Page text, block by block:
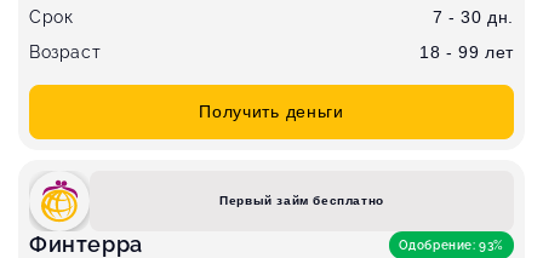
Срок
7 - 30 дн.
Возраст
18 - 99 лет
Получить деньги
Первый займ бесплатно
Финтерра Одобрение: 93%